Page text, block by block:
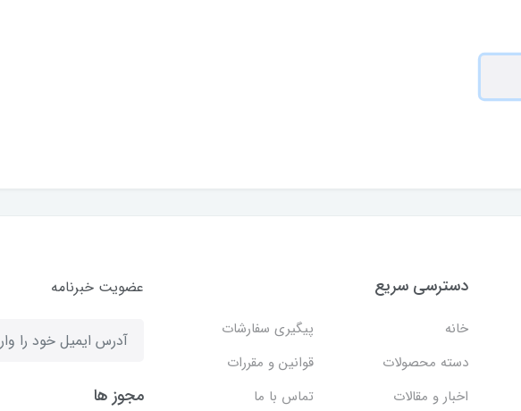
دسترسی سریع
خانه
پیگیری سفارشات
دسته محصولات
قوانین و مقررات
اخبار و مقالات
تماس با ما
عضویت خبرنامه
مجوز ها